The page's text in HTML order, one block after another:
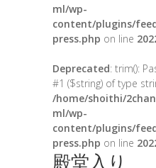
ml/wp-
content/plugins/
press.php on line
Deprecated: trim():
#1 ($string) of type
/home/shoithi/
ml/wp-
content/plugins/
press.php on line
殿堂入り